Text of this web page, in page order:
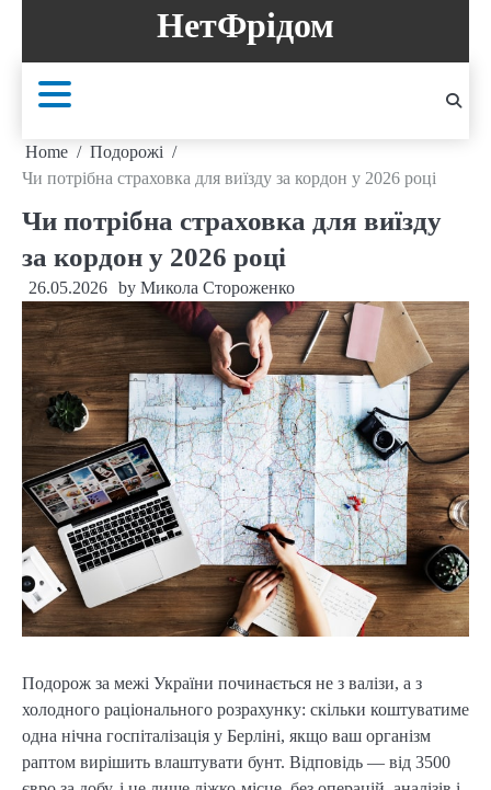
content
НетФрідом
Home
Подорожі
Чи потрібна страховка для виїзду за кордон у 2026 році
Чи потрібна страховка для виїзду
за кордон у 2026 році
26.05.2026 by Микола Стороженко
Подорож за межі України починається не з валізи, а з
холодного раціонального розрахунку: скільки коштуватиме
одна нічна госпіталізація у Берліні, якщо ваш організм
раптом вирішить влаштувати бунт. Відповідь — від 3500